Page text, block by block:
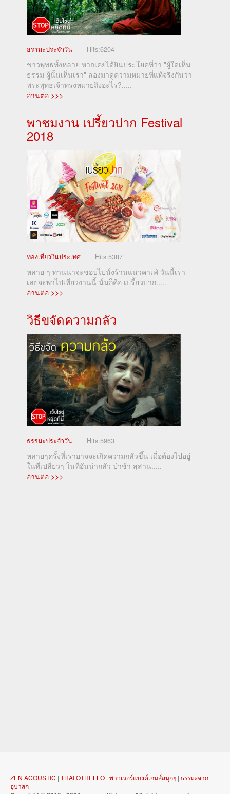
ธรรมะประจำวัน Hits:6204
ชาวพุทธทั้งหลาย หากเคยได้ยินประโยคที่ว่า "ผู้ใดเห็น
ธรรม ผู้นั้นเห็นเรา" ลองมาดูความหมายที่แท้จริงกันว่า
พระพุทธเจ้าทรงหมายถึงอะไร?.....
อ่านต่อ >>>
พาชมงาน เปรี้ยวปาก Festival
2018
ท่องเที่ยวในประเทศ Hits:5387
หลาย ๆ ท่านน่าจะชอบไปนั่งร้านแนวคาเฟ่ วันนี้เรา
เลยจะพาไปเที่ยวงานนี้ นั่นก็คือ เปรี้ยวปาก.....
อ่านต่อ >>>
วิธีขจัดความกลัว
ธรรมะประจำวัน Hits:5963
หลายๆครั้งที่เราอาจจะเกิดความกลัวขึ้น เมื่อต้องไปอยู่
ในที่เปลี่ยวๆ ในที่อันน่ากลัว ป่าช้า สุสาน.....
อ่านต่อ >>>
ZEN ACOUSTIC | THAI OTHELLO | พาวเวอร์แบงค์เกมส์สนุกๆ | ธรรมะจาก
อุบาสก |